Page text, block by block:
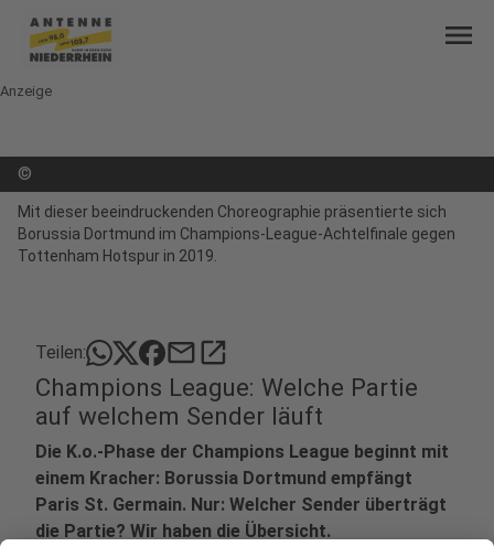
menu
Anzeige
©
Mit dieser beeindruckenden Choreographie präsentierte sich
Borussia Dortmund im Champions-League-Achtelfinale gegen
Tottenham Hotspur in 2019.
Teilen: mailopen_in_new
Champions League: Welche Partie
auf welchem Sender läuft
Die K.o.-Phase der Champions League beginnt mit
einem Kracher: Borussia Dortmund empfängt
Paris St. Germain. Nur: Welcher Sender überträgt
die Partie? Wir haben die Übersicht.